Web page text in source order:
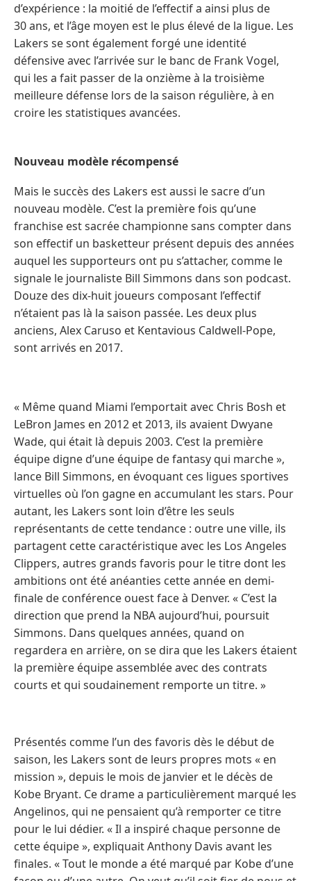
d’expérience : la moitié de l’effectif a ainsi plus de
30 ans, et l’âge moyen est le plus élevé de la ligue. Les
Lakers se sont également forgé une identité
défensive avec l’arrivée sur le banc de Frank Vogel,
qui les a fait passer de la onzième à la troisième
meilleure défense lors de la saison régulière, à en
croire les statistiques avancées.
Nouveau modèle récompensé
Mais le succès des Lakers est aussi le sacre d’un
nouveau modèle. C’est la première fois qu’une
franchise est sacrée championne sans compter dans
son effectif un basketteur présent depuis des années
auquel les supporteurs ont pu s’attacher, comme le
signale le journaliste Bill Simmons dans son podcast.
Douze des dix-huit joueurs composant l’effectif
n’étaient pas là la saison passée. Les deux plus
anciens, Alex Caruso et Kentavious Caldwell-Pope,
sont arrivés en 2017.
« Même quand Miami l’emportait avec Chris Bosh et
LeBron James en 2012 et 2013, ils avaient Dwyane
Wade, qui était là depuis 2003. C’est la première
équipe digne d’une équipe de fantasy qui marche »,
lance Bill Simmons, en évoquant ces ligues sportives
virtuelles où l’on gagne en accumulant les stars. Pour
autant, les Lakers sont loin d’être les seuls
représentants de cette tendance : outre une ville, ils
partagent cette caractéristique avec les Los Angeles
Clippers, autres grands favoris pour le titre dont les
ambitions ont été anéanties cette année en demi-
finale de conférence ouest face à Denver. « C’est la
direction que prend la NBA aujourd’hui, poursuit
Simmons. Dans quelques années, quand on
regardera en arrière, on se dira que les Lakers étaient
la première équipe assemblée avec des contrats
courts et qui soudainement remporte un titre. »
Présentés comme l’un des favoris dès le début de
saison, les Lakers sont de leurs propres mots « en
mission », depuis le mois de janvier et le décès de
Kobe Bryant. Ce drame a particulièrement marqué les
Angelinos, qui ne pensaient qu’à remporter ce titre
pour le lui dédier. « Il a inspiré chaque personne de
cette équipe », expliquait Anthony Davis avant les
finales. « Tout le monde a été marqué par Kobe d’une